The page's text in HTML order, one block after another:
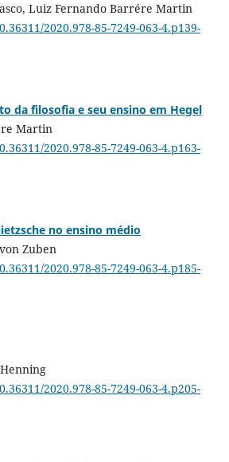
Luiz Fernando Barrére Martin
2020.978-85-7249-063-4.p139-
da filosofia e seu ensino em Hegel
Martin
2020.978-85-7249-063-4.p163-
no ensino médio
Zuben
2020.978-85-7249-063-4.p185-
2020.978-85-7249-063-4.p205-